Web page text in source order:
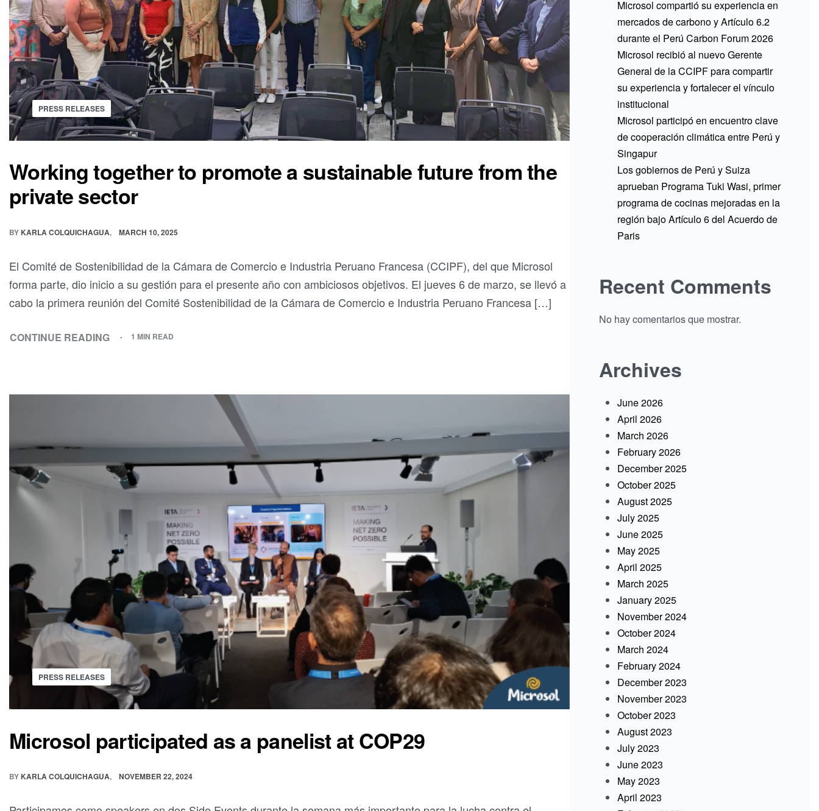
PRESS RELEASES
Working together to promote a sustainable future from the
private sector
BY KARLA COLQUICHAGUA MARCH 10, 2025
El Comité de Sostenibilidad de la Cámara de Comercio e Industria Peruano Francesa (CCIPF), del que Microsol
forma parte, dio inicio a su gestión para el presente año con ambiciosos objetivos. El jueves 6 de marzo, se llevó a
cabo la primera reunión del Comité Sostenibilidad de la Cámara de Comercio e Industria Peruano Francesa […]
CONTINUE READING 1 MIN READ
PRESS RELEASES
Microsol participated as a panelist at COP29
BY KARLA COLQUICHAGUA NOVEMBER 22, 2024
Microsol compartió su experiencia en
mercados de carbono y Artículo 6.2
durante el Perú Carbon Forum 2026
Microsol recibió al nuevo Gerente
General de la CCIPF para compartir
su experiencia y fortalecer el vínculo
institucional
Microsol participó en encuentro clave
de cooperación climática entre Perú y
Singapur
Los gobiernos de Perú y Suiza
aprueban Programa Tuki Wasi, primer
programa de cocinas mejoradas en la
región bajo Artículo 6 del Acuerdo de
Paris
Recent Comments
No hay comentarios que mostrar.
Archives
June 2026
April 2026
March 2026
February 2026
December 2025
October 2025
August 2025
July 2025
June 2025
May 2025
April 2025
March 2025
January 2025
November 2024
October 2024
March 2024
February 2024
December 2023
November 2023
October 2023
August 2023
July 2023
June 2023
May 2023
April 2023